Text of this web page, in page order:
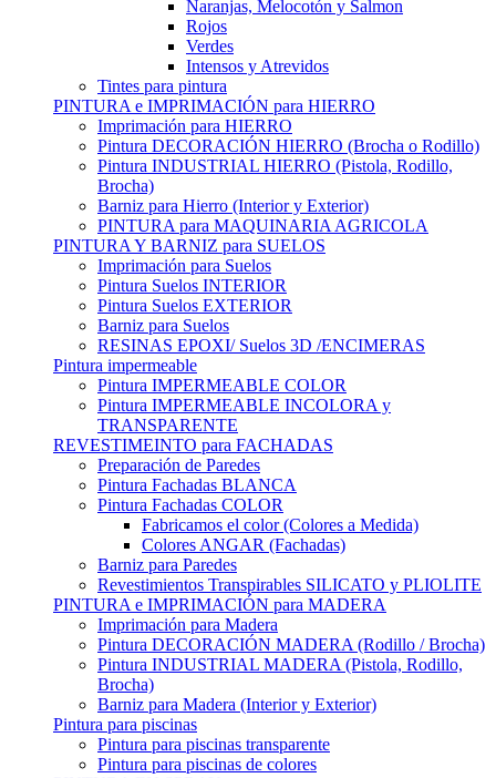
Naranjas, Melocotón y Salmon
Rojos
Verdes
Intensos y Atrevidos
Tintes para pintura
PINTURA e IMPRIMACIÓN para HIERRO
Imprimación para HIERRO
Pintura DECORACIÓN HIERRO (Brocha o Rodillo)
Pintura INDUSTRIAL HIERRO (Pistola, Rodillo,
Brocha)
Barniz para Hierro (Interior y Exterior)
PINTURA para MAQUINARIA AGRICOLA
PINTURA Y BARNIZ para SUELOS
Imprimación para Suelos
Pintura Suelos INTERIOR
Pintura Suelos EXTERIOR
Barniz para Suelos
RESINAS EPOXI/ Suelos 3D /ENCIMERAS
Pintura impermeable
Pintura IMPERMEABLE COLOR
Pintura IMPERMEABLE INCOLORA y
TRANSPARENTE
REVESTIMEINTO para FACHADAS
Preparación de Paredes
Pintura Fachadas BLANCA
Pintura Fachadas COLOR
Fabricamos el color (Colores a Medida)
Colores ANGAR (Fachadas)
Barniz para Paredes
Revestimientos Transpirables SILICATO y PLIOLITE
PINTURA e IMPRIMACIÓN para MADERA
Imprimación para Madera
Pintura DECORACIÓN MADERA (Rodillo / Brocha)
Pintura INDUSTRIAL MADERA (Pistola, Rodillo,
Brocha)
Barniz para Madera (Interior y Exterior)
Pintura para piscinas
Pintura para piscinas transparente
Pintura para piscinas de colores